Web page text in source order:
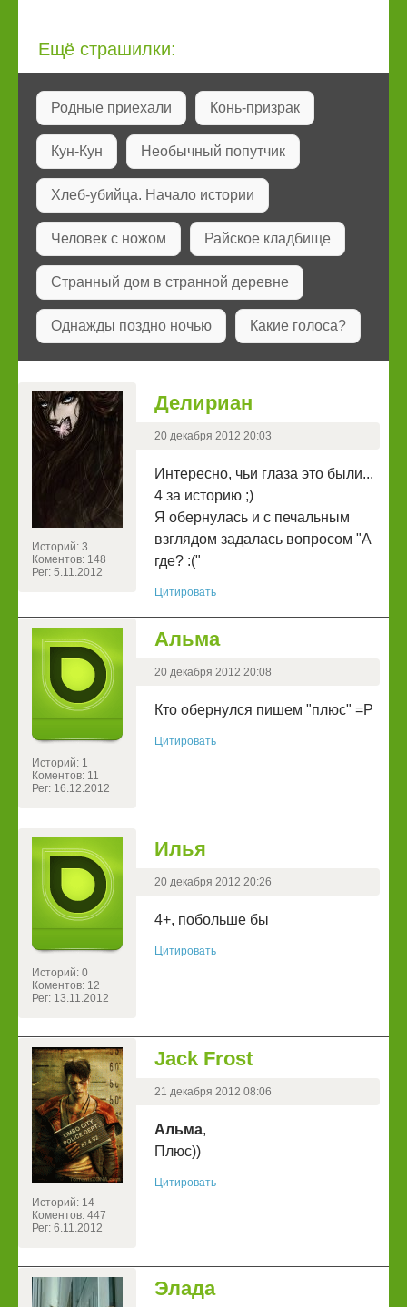
Ещё страшилки:
Родные приехали Конь-призрак
Кун-Кун Необычный попутчик
Хлеб-убийца. Начало истории
Человек с ножом Райское кладбище
Странный дом в странной деревне
Однажды поздно ночью Какие голоса?
Историй: 3
Коментов: 148
Рег: 5.11.2012
Делириан
20 декабря 2012 20:03
Интересно, чьи глаза это были...
4 за историю ;)
Я обернулась и с печальным
взглядом задалась вопросом "А
где? :("
Цитировать
Историй: 1
Коментов: 11
Рег: 16.12.2012
Альма
20 декабря 2012 20:08
Кто обернулся пишем "плюс" =P
Цитировать
Историй: 0
Коментов: 12
Рег: 13.11.2012
Илья
20 декабря 2012 20:26
4+, побольше бы
Цитировать
Историй: 14
Коментов: 447
Рег: 6.11.2012
Jack Frost
21 декабря 2012 08:06
Альма,
Плюс))
Цитировать
Элада